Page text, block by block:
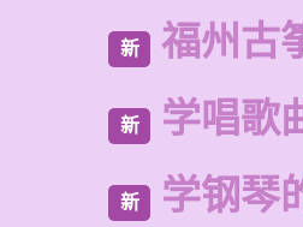
新 福州古
新 学唱歌
新 学钢琴